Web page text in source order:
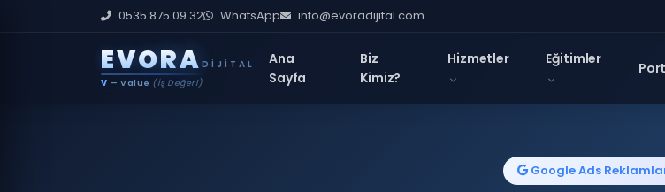
0535 875 09 32 WhatsApp info@evoradijital.com
EVORA DIJITAL
V — Value (İş Değeri)
Ana
Sayfa
Biz
Kimiz?
Hizmetler Eğitimler
Google Ads